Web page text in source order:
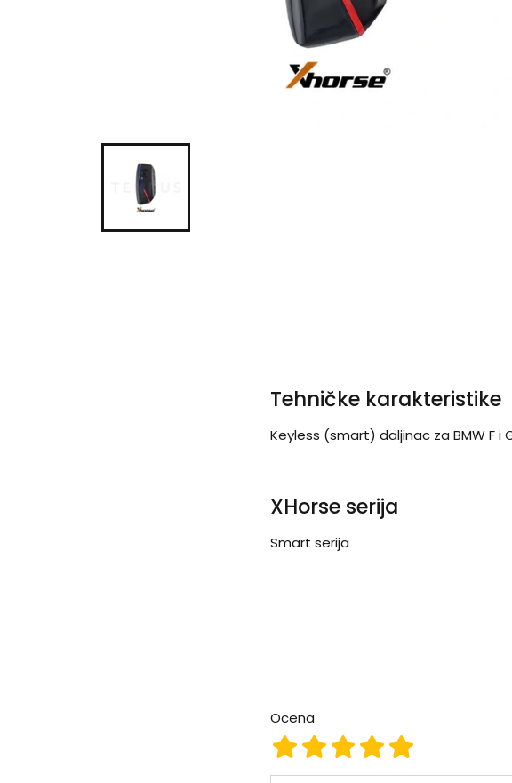
Tehničke karakteristike
Keyless (smart) daljinac za BMW F i
XHorse serija
Smart serija
Ocena
Ocena 5
Ocena 4
Ocena 3
Ocena 2
Ocena 1